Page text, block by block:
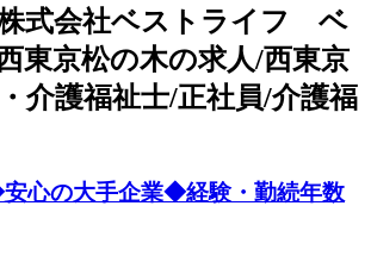
式会社ベストライフ ベ
東京松の木の求人/西東京
介護福祉士/正社員/介護福
心の大手企業◆経験・勤続年数